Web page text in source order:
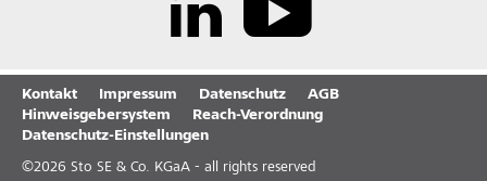
Kontakt Impressum Datenschutz
AGB
Hinweisgebersystem
Reach-Verordnung
Datenschutz-Einstellungen
©2026 Sto SE & Co. KGaA - all rights reserved